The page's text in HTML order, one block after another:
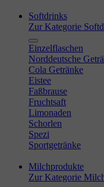
Softdrinks
Zur Kategorie
Einzelflaschen
Norddeutsche
Cola Getränke
Eistee
Faßbrause
Fruchtsaft
Limonaden
Schorlen
Spezi
Sportgetränke
Milchprodukte
Zur Kategorie